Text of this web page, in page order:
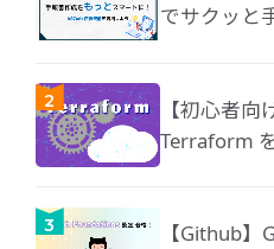
でサクッと
【初心者向
Terraform
【Github